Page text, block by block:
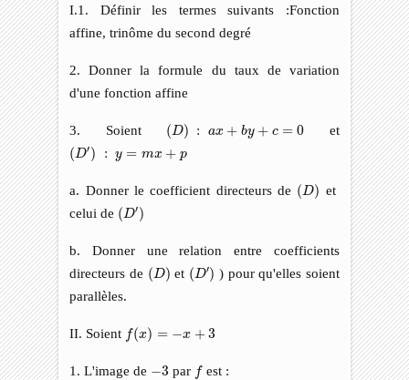
I.1. Définir les termes suivants :Fonction
affine, trinôme du second degré
2. Donner la formule du taux de variation
d'une fonction affine
3. Soient ( D) : ax + by + c = 0
(D) y c 0 et
(D′) : y = mx + p
( D′)
a. Donner le coefficient directeurs de (D)
( D) et
celui de (D′)
( D′)
b. Donner une relation entre coefficients
directeurs de ( D)
(D) et ( D′)
(D′) ) pour qu'elles soient
parallèles.
II. Soient f(x) = −x +3
f(x =
1. L'image de −3
3 par f
f est :